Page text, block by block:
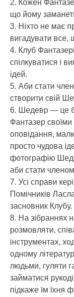
2. Кожен
що йому
3. Ніхто не має
вигадувати все,
4. Клуб
спілкуватися і
ідей.
5. Аби стати
створити свій
6. Шедевр — це
Фантазер
оповідання,
просто чудова
фотографію
аби стати
7. Усі справи
Помічників
засновник Клубу.
8. На зібраннях
розмовляти,
інструментах,
одному
людьми, гуляти
займатися
підкаже їм їхня